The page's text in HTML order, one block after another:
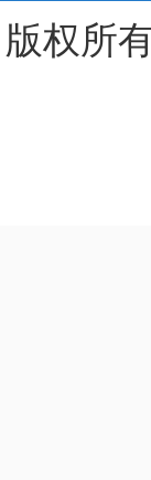
版权所